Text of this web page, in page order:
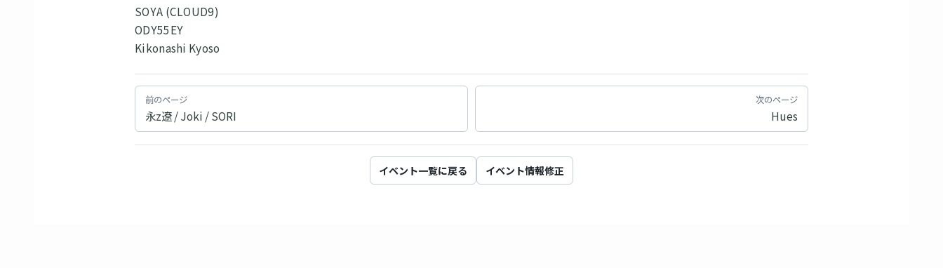
SOYA (CLOUD9)
ODY55EY
Kikonashi Kyoso
前のページ
永z遼 / Joki / SORI
次のページ
Hues
イベント一覧に戻る イベント情報修正